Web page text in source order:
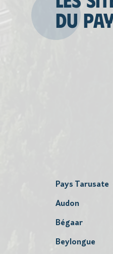
du
Pays Tarusate
Audon
Bégaar
Beylongue